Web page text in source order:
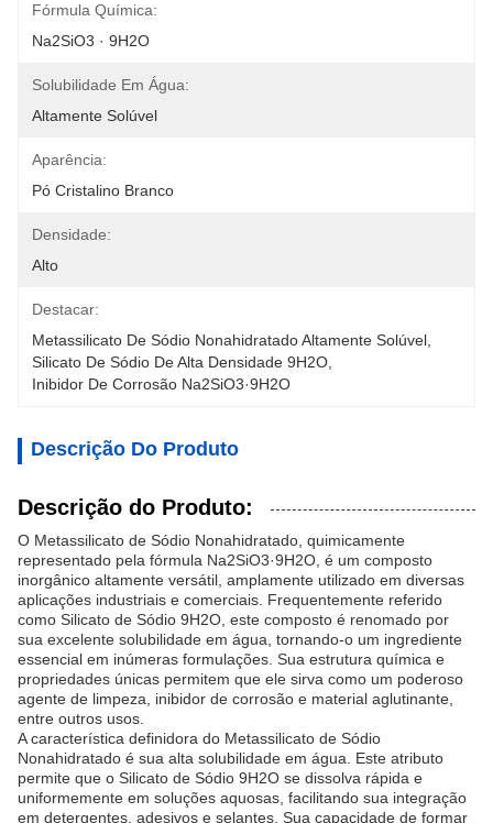
Fórmula Química:
Na2SiO3 · 9H2O
Solubilidade Em Água:
Altamente Solúvel
Aparência:
Pó Cristalino Branco
Densidade:
Alto
Destacar:
Metassilicato De Sódio Nonahidratado Altamente Solúvel
Silicato De Sódio De Alta Densidade 9H2O
Inibidor De Corrosão Na2SiO3·9H2O
Descrição Do Produto
Descrição do Produto:
O Metassilicato de Sódio Nonahidratado, quimicamente
representado pela fórmula Na2SiO3·9H2O, é um composto
inorgânico altamente versátil, amplamente utilizado em diversas
aplicações industriais e comerciais. Frequentemente referido
como Silicato de Sódio 9H2O, este composto é renomado por
sua excelente solubilidade em água, tornando-o um ingrediente
essencial em inúmeras formulações. Sua estrutura química e
propriedades únicas permitem que ele sirva como um poderoso
agente de limpeza, inibidor de corrosão e material aglutinante,
entre outros usos.
A característica definidora do Metassilicato de Sódio
Nonahidratado é sua alta solubilidade em água. Este atributo
permite que o Silicato de Sódio 9H2O se dissolva rápida e
uniformemente em soluções aquosas, facilitando sua integração
em detergentes, adesivos e selantes. Sua capacidade de formar